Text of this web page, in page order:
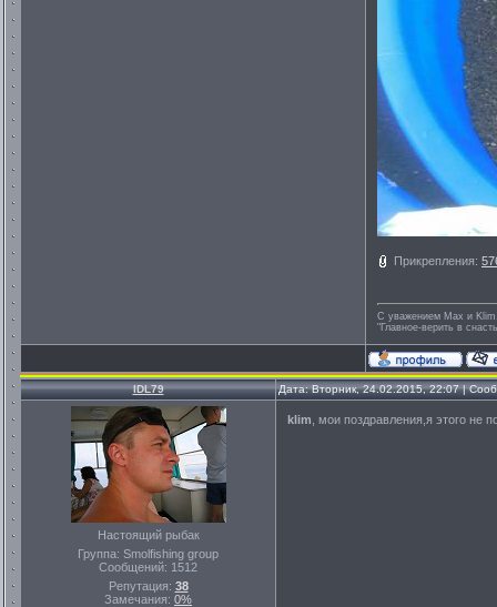
Прикрепления:
С уважением Max и
"Главное-верить в
IDL79 Дата: Вторник, 24.02.2015, 22:07 |
Настоящий рыбак
Группа: Smolfishing group
Сообщений: 1512
Репутация: 38
Замечания: 0%
klim , мои поздравления,я этого не